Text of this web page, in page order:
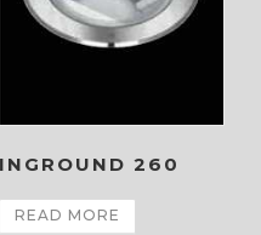
INGROUND 260
READ MORE